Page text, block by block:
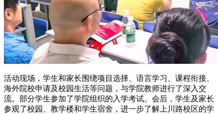
活动现场，学生和家长围绕项目选择、语言学习、课程衔接、
海外院校申请及校园生活等问题，与学院教师进行了深入交
流。部分学生参加了学院组织的入学考试。会后，学生及家长
参观了校园、教学楼和学生宿舍，进一步了解上川路校区的学